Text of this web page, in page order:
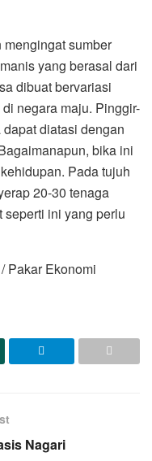
sumber
yang berasal dari
dibuat bervariasi
negara maju. Pinggir-
diatasi dengan
bika ini
Pada tujuh
20-30 tenaga
ini yang perlu
Pakar Ekonomi
Nagari